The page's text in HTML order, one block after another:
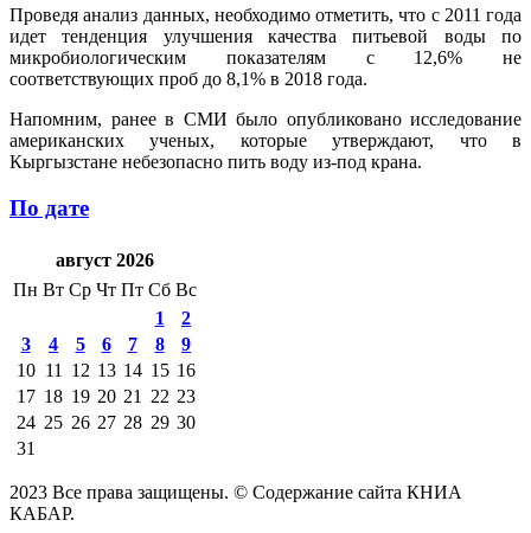
Проведя анализ данных, необходимо отметить, что с 2011 года
идет тенденция улучшения качества питьевой воды по
микробиологическим показателям с 12,6% не
соответствующих проб до 8,1% в 2018 года.
Напомним, ранее в СМИ было опубликовано исследование
американских ученых, которые утверждают, что в
Кыргызстане небезопасно пить воду из-под крана.
По дате
август 2026
Пн Вт Ср Чт Пт Сб Вс
1
2
3
4 5 6 7 8
9
10 11 12 13 14 15 16
17 18 19 20 21 22 23
24 25 26 27 28 29 30
31
2023 Все права защищены. © Содержание сайта КНИА
КАБАР.